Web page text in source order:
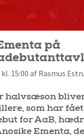
på
15:00 af Rasmus
halvsæson
som har
for AaB,
Ementa,